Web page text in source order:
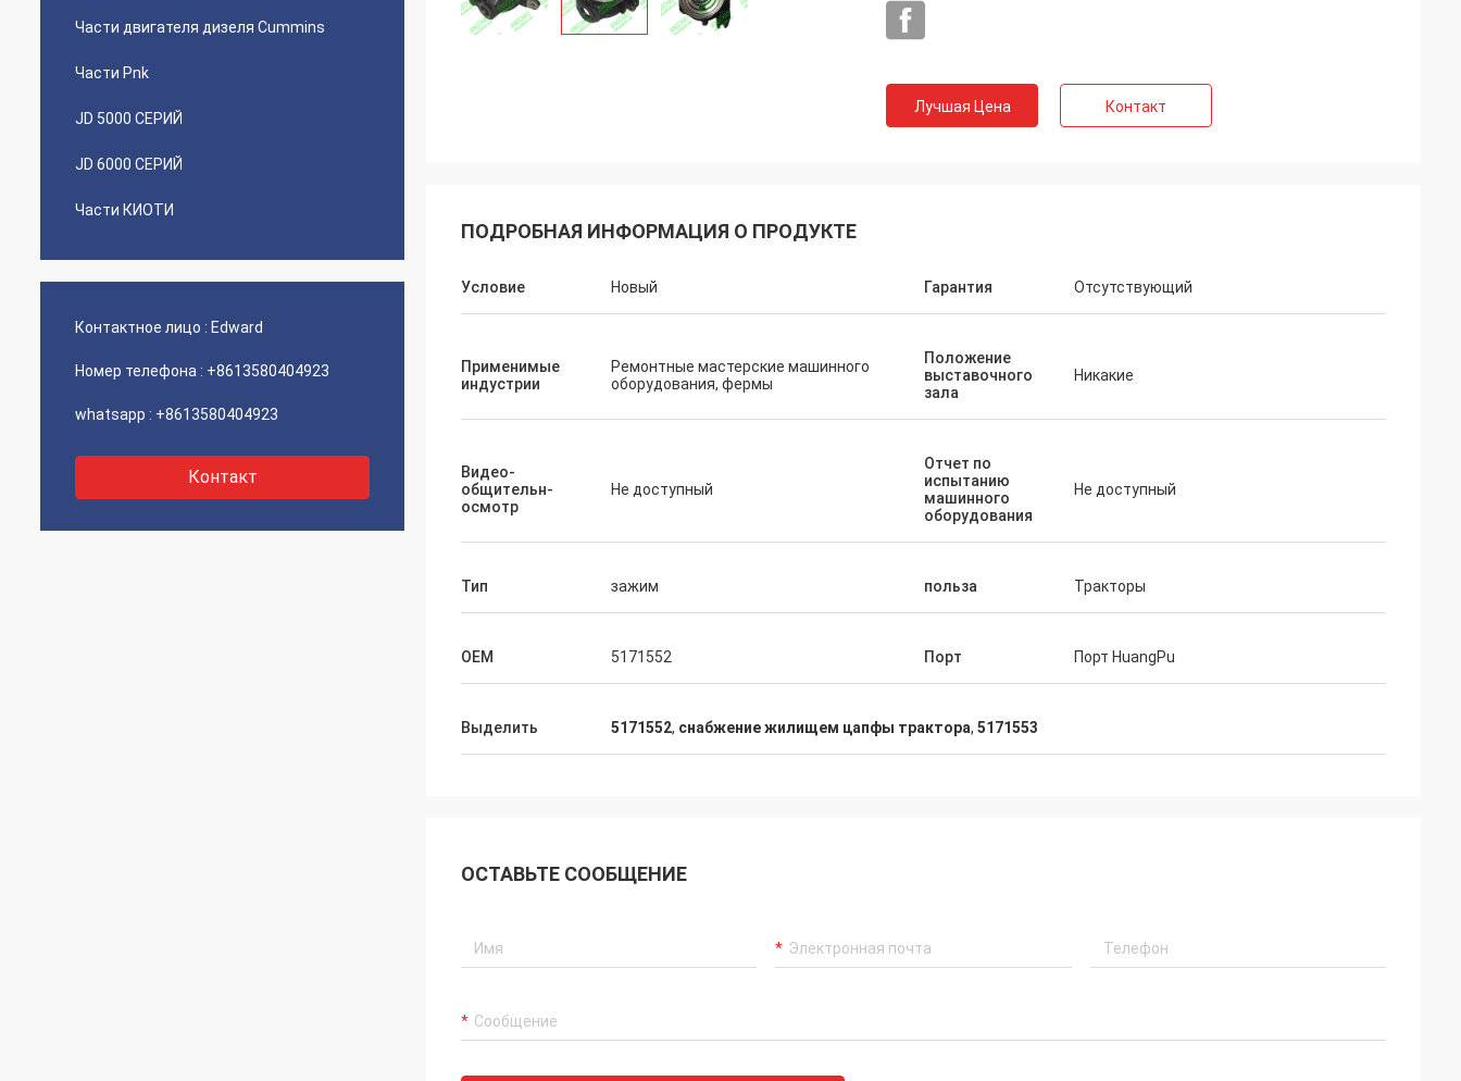
Части двигателя дизеля Cummins
Части Pnk
JD 5000 СЕРИЙ
JD 6000 СЕРИЙ
Части КИОТИ
Контактное лицо : Edward
Номер телефона : +8613580404923
whatsapp : +8613580404923
Контакт
Лучшая Цена Контакт
ПОДРОБНАЯ ИНФОРМАЦИЯ О ПРОДУКТЕ
Условие Новый Гарантия Отсутствующий
Применимые
индустрии
Ремонтные мастерские машинного
оборудования, фермы
Положение
выставочного
зала
Никакие
Видео-
общительн-
осмотр
Не доступный
Отчет по
испытанию
машинного
оборудования
Не доступный
Тип зажим польза Тракторы
OEM 5171552 Порт Порт HuangPu
Выделить 5171552, снабжение жилищем цапфы трактора, 5171553
ОСТАВЬТЕ СООБЩЕНИЕ